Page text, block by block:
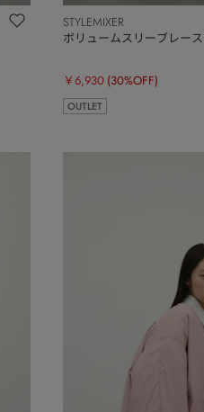
STYLEMIXER
ボリュームスリーブレー
￥6,930 (30%OFF)
OUTLET